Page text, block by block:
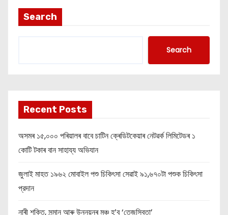
t
o
n
Search
Search
Recent Posts
অসমৰ ১৫,০০০ পৰিয়ালৰ বাবে চাটিন ক্ৰেডিটকেয়াৰ নেটৱৰ্ক লিমিটেডৰ ১
কোটি টকাৰ বান সাহায্য অভিযান
জুলাই মাহত ১৯৬২ মোবাইল পশু চিকিৎসা সেৱাই ৯১,৬৭০টা পশুক চিকিৎসা
প্রদান
নাৰী শক্তি, সন্মান আৰু উন্নয়নৰ মঞ্চ হ’ব ‘তেজস্বিতা’